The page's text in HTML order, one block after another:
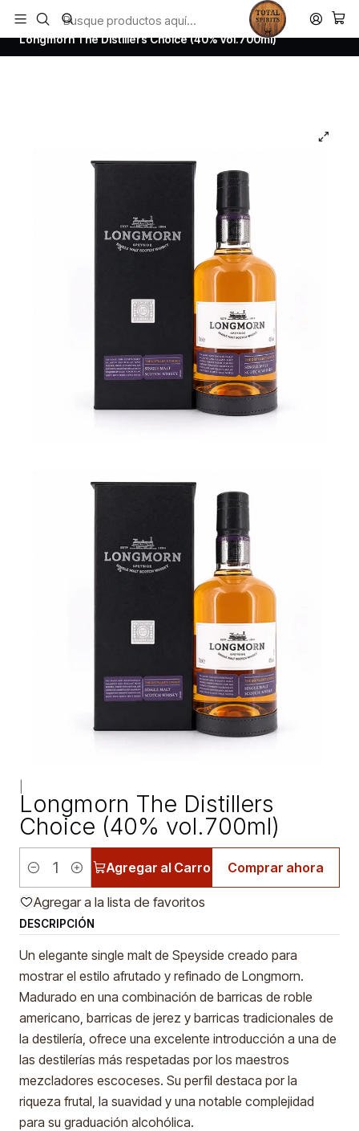
Todos los productos estan en stock. Despachamos a todo Chile.
Inicio Whisky
Scotch Whisky Speyside
Longmorn The Distillers Choice (40% vol.700ml)
Longmorn The Distillers
Choice (40% vol.700ml)
Cantidad
Agregar al Carro Comprar ahora
Agregar a la lista de favoritos
DESCRIPCIÓN
Un elegante single malt de Speyside creado para
mostrar el estilo afrutado y refinado de Longmorn.
Madurado en una combinación de barricas de roble
americano, barricas de jerez y barricas tradicionales de
la destilería, ofrece una excelente introducción a una de
las destilerías más respetadas por los maestros
mezcladores escoceses. Su perfil destaca por la
riqueza frutal, la suavidad y una notable complejidad
para su graduación alcohólica.